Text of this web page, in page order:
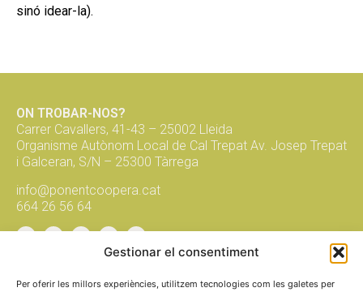
Gestionar el consentiment
Per oferir les millors experiències, utilitzem tecnologies com les galetes per
sinó idear-la).
ON TROBAR-NOS?
Carrer Cavallers, 41-43 – 25002 Lleida
Organisme Autònom Local de Cal Trepat Av. Josep Trepat
i Galceran, S/N – 25300 Tàrrega
info@ponentcoopera.cat
664 26 56 64
Suma't a la xarxa, subscriu-te al
butlletí!